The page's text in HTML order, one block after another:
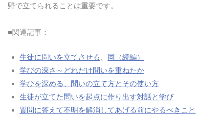
野で立てられることは重要です。
■関連記事：
生徒に問いを立てさせる 、 同（続編）
学びの深さ～どれだけ問いを重ねたか
学びを深める、問いの立て方とその使い方
生徒が立てた問いを起点に作り出す対話と学び
質問に答えて不明を解消してあげる前にやるべきこと